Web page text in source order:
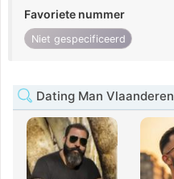
Favoriete nummer
Niet gespecificeerd
Dating Man Vlaanderen